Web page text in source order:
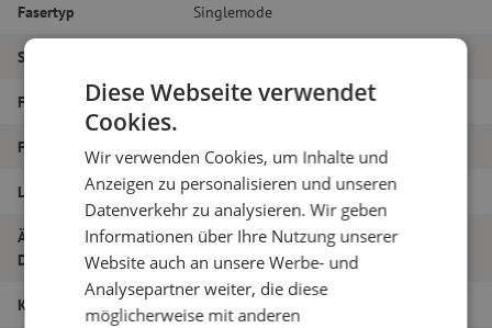
Fasertyp Singlemode
Steckertyp
Faser-Typ G.657A1
Faseranzahl Duplex
Länge 4m
Äußerer
Durchmesser (mm)
1.8
Klasse
Diese Webseite verwendet
Cookies.
Wir verwenden Cookies, um Inhalte und
Anzeigen zu personalisieren und unseren
Datenverkehr zu analysieren. Wir geben
Informationen über Ihre Nutzung unserer
Website auch an unsere Werbe- und
Analysepartner weiter, die diese
möglicherweise mit anderen